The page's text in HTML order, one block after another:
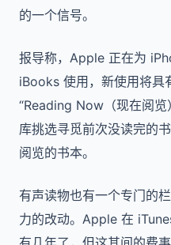
的一个信号。
报导称，Apple 正在为
iBooks 使用，新使用将具
“Reading Now（现在阅览
库挑选寻觅前次没读完的
阅览的书本。
有声读物也有一个专门的
力的改动。Apple 在